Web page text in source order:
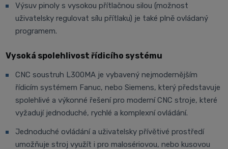
Výsuv pinoly s vysokou přítlačnou silou (možnost
uživatelsky regulovat sílu přítlaku) je také plně ovládaný
programem.
Vysoká spolehlivost řídicího systému
CNC soustruh L300MA je vybavený nejmodernějším
řídicím systémem Fanuc, nebo Siemens, který představuje
spolehlivé a výkonné řešení pro moderní CNC stroje, které
vyžadují jednoduché, rychlé a komplexní ovládání.
Jednoduché ovládání a uživatelsky přívětivé prostředí
umožňuje stroj využít i pro malosériovou, nebo kusovou